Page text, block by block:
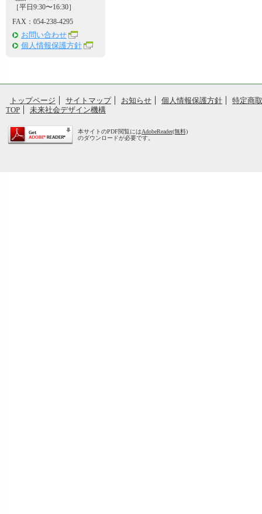
［平日9:30〜16:30］
FAX：054-238-4295
お問い合わせ
個人情報保護方針
トップページ サイトマップ お知らせ 個人情報保護方針
特定商
TOP
未来社会デザイン機構
本サイトのPDF閲覧にはAdobeReader(無料)
のダウンロードが必要です。